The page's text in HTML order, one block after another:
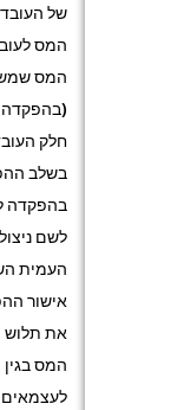
של
המס
המס
(בהפקדה
חלק
בשלב
בהפקדה
לשם
העמית
אישור
את תלוש
המס